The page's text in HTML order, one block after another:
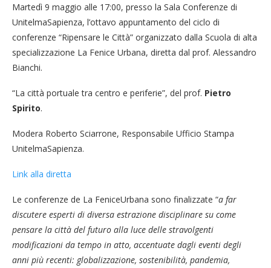
Martedì 9 maggio alle 17:00, presso la Sala Conferenze di
UnitelmaSapienza, l’ottavo appuntamento del ciclo di
conferenze “Ripensare le Città” organizzato dalla Scuola di alta
specializzazione La Fenice Urbana, diretta dal prof. Alessandro
Bianchi.
“La città portuale tra centro e periferie”, del prof. Pietro
Spirito.
Modera Roberto Sciarrone, Responsabile Ufficio Stampa
UnitelmaSapienza.
Link alla diretta
Le conferenze de La FeniceUrbana sono finalizzate “a far
discutere esperti di diversa estrazione disciplinare su come
pensare la città del futuro alla luce delle stravolgenti
modificazioni da tempo in atto, accentuate dagli eventi degli
anni più recenti: globalizzazione, sostenibilità, pandemia,